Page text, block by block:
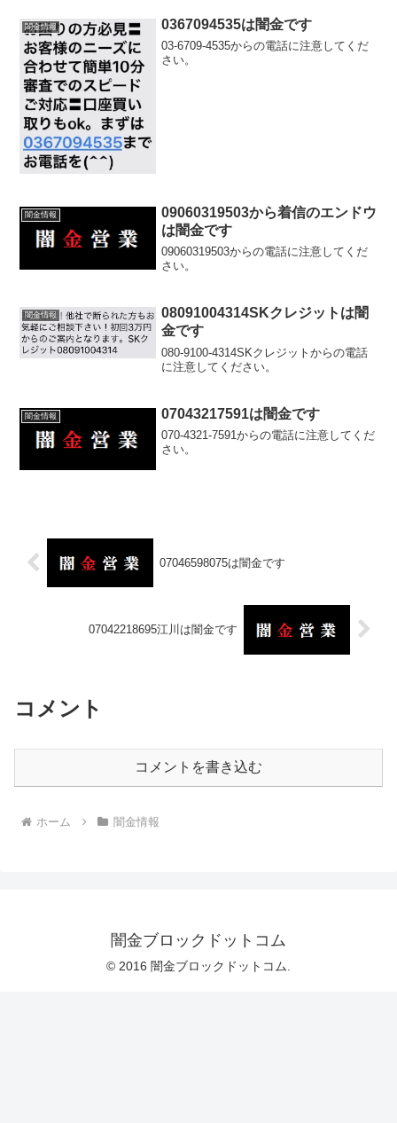
闇金情報 0367094535は闇金です
03-6709-4535からの電話に注意してくだ
さい。
闇金情報
09060319503から着信のエンドウ
は闇金です
09060319503からの電話に注意してくだ
さい。
闇金情報
08091004314SKクレジットは闇
金です
080-9100-4314SKクレジットからの電話
に注意してください。
闇金情報 07043217591は闇金です
070-4321-7591からの電話に注意してくだ
さい。
07046598075は闇金です
07042218695江川は闇金です
コメント
コメントを書き込む
ホーム 闇金情報
闇金ブロックドットコム
© 2016 闇金ブロックドットコム.